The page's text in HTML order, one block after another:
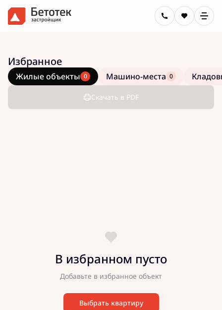
Избранное
Жилые объекты 0 Машино-места 0
Скачать в PDF
В избранном пусто
Добавьте в избранное объект
Выбрать квартиру